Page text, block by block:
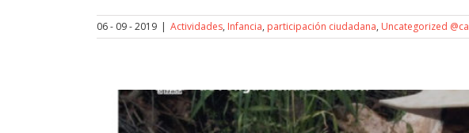
06 - 09 - 2019 | Actividades, Infancia, participación ciudadana, Uncategorized @ca